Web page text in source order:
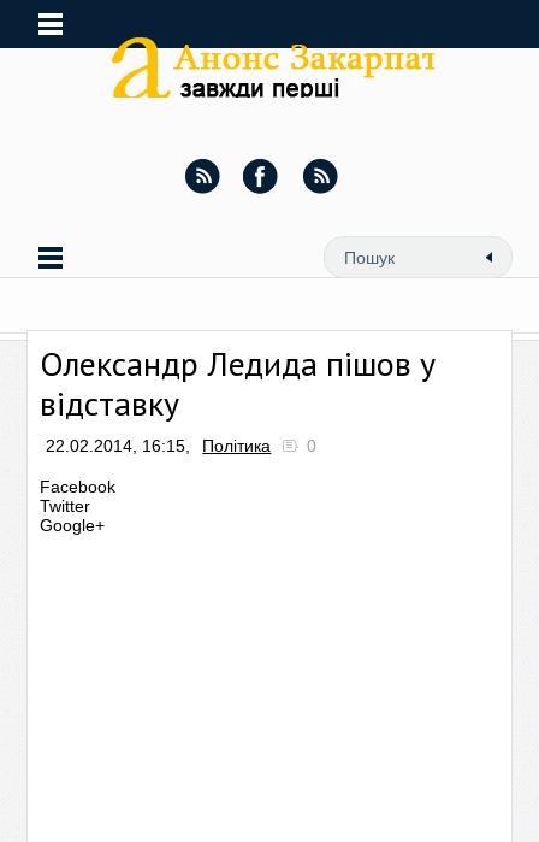
Олександр Ледида пішов у
відставку
22.02.2014, 16:15, Політика 0
Facebook
Twitter
Google+